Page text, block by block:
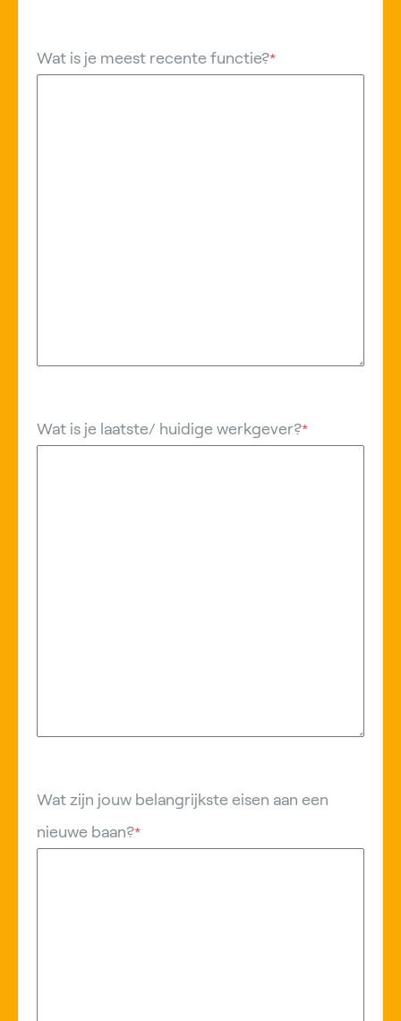
Wat is je meest recente functie?*
Wat is je laatste/ huidige werkgever?*
Wat zijn jouw belangrijkste eisen aan een
nieuwe baan?*